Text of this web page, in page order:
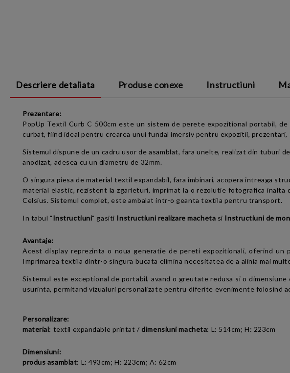
Descriere detaliata Produse conexe Instructiuni
Prezentare:
PopUp Textil Curb C 500cm este un sistem de perete expozitional portabil,
curbat, fiind ideal pentru crearea unui fundal imersiv pentru expozitii,
Sistemul dispune de un cadru usor de asamblat, fara unelte, realizat din tuburi
anodizat, adesea cu un diametru de 32mm.
O singura piesa de material textil expandabil, fara imbinari, acopera intreaga
material elastic, rezistent la zgarieturi, imprimat la o rezolutie fotografica inalta
Celsius. Sistemul complet, este ambalat intr-o geanta textila pentru transport.
In tabul "Instructiuni" gasiti Instructiuni realizare macheta si Instructiuni de
Avantaje:
Acest display reprezinta o noua generatie de pereti expozitionali, oferind un
Imprimarea textila dintr-o singura bucata elimina necesitatea de a alinia mai
Sistemul este exceptional de portabil, avand o greutate redusa si o
usurinta, permitand vizualuri personalizate pentru diferite evenimente folosind
Personalizare:
material: textil expandable printat/ dimensiuni macheta: L: 514cm; H: 223cm
Dimensiuni:
produs asamblat: L: 493cm; H: 223cm; A: 62cm